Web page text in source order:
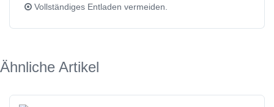
Vollständiges Entladen vermeiden.
Ähnliche Artikel